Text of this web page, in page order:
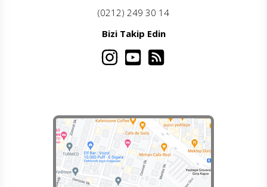
(0212) 249 30 14
Bizi Takip Edin